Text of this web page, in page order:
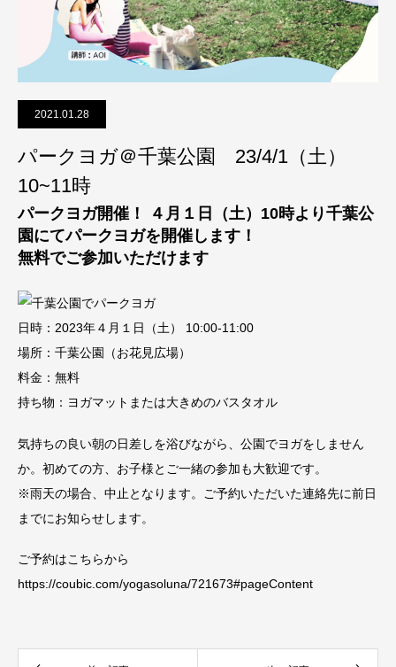
2021.01.28
パークヨガ＠千葉公園 23/4/1（土）
10~11時
パークヨガ開催！ ４月１日（土）10時より千葉公
園にてパークヨガを開催します！
無料でご参加いただけます
日時：2023年４月１日（土） 10:00-11:00
場所：千葉公園（お花見広場）
料金：無料
持ち物：ヨガマットまたは大きめのバスタオル
気持ちの良い朝の日差しを浴びながら、公園でヨガをしません
か。初めての方、お子様とご一緒の参加も大歓迎です。
※雨天の場合、中止となります。ご予約いただいた連絡先に前日
までにお知らせします。
ご予約はこちらから
https://coubic.com/yogasoluna/721673#pageContent